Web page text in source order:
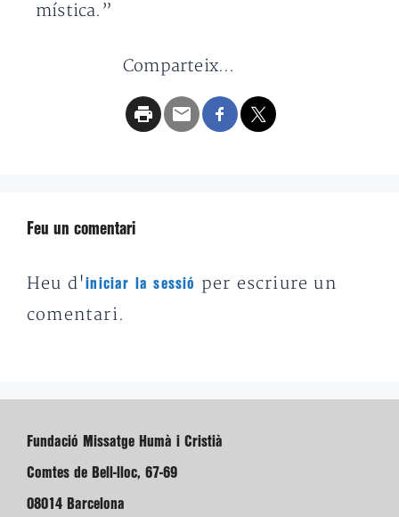
mística.”
Comparteix...
Feu un comentari
Heu d'iniciar la sessió
per escriure un
comentari.
Fundació Missatge Humà i Cristià
Comtes de Bell-lloc, 67-69
08014 Barcelona